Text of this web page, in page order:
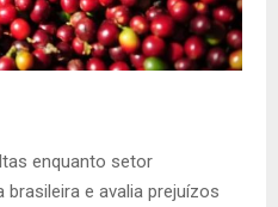
enquanto setor
e avalia prejuízos